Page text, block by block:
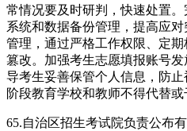
常情况要及时研判，快速处置
系统和数据备份管理，提高应
管理，通过严格工作权限、定
篡改。加强考生志愿填报账号
导考生妥善保管个人信息，防
阶段教育学校和教师不得代替或
65.自治区招生考试院负责公布